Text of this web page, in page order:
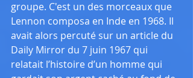
groupe. C'est un des morceaux que
Lennon composa en Inde en 1968. Il
avait alors percuté sur un article du
Daily Mirror du 7 juin 1967 qui
relatait l’histoire d’un homme qui